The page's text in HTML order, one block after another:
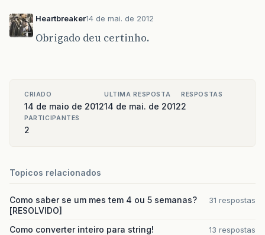
Heartbreaker14 de mai. de 2012
Obrigado deu certinho.
CRIADO
14 de maio de 2012
ULTIMA RESPOSTA
14 de mai. de 2012
RESPOSTAS
2
PARTICIPANTES
2
Topicos relacionados
Como saber se um mes tem 4 ou 5 semanas?
[RESOLVIDO]
31 respostas
Como converter inteiro para string! 13 respostas